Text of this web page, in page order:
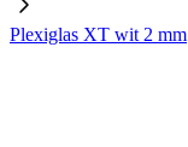
Plexiglas XT wit 2 mm